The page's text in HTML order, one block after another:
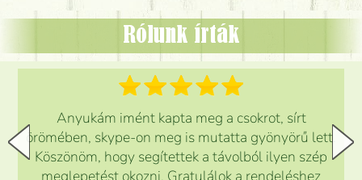
Rólunk írták
Anyukám imént kapta meg a csokrot, sírt
örömében, skype-on meg is mutatta gyönyörű lett.
Köszönöm, hogy segítettek a távolból ilyen szép